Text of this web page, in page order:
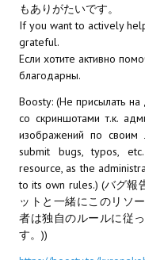
もありがたいです。
If you want to actively
grateful.
Если хотите активно
благодарны.
Boosty: (Не присылать на
со скриншотами т.к.
изображений по
submit bugs, typos,
resource, as the
to its own rules.) (バグ報
ットと一緒にこのリソ
者は独自のルールに従
す。))